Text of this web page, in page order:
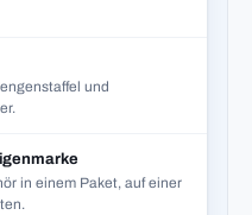
und
in einem Paket, auf einer